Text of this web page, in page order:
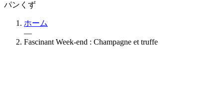
パンくず
ホーム
—
Fascinant Week-end : Champagne et truffe